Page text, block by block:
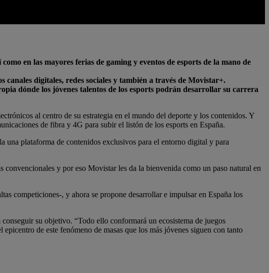
en las mayores ferias de gaming y eventos de esports de la mano de
digitales, redes sociales y también a través de Movistar+.
dónde los jóvenes talentos de los esports podrán desarrollar su carrera
al centro de su estrategia en el mundo del deporte y los contenidos. Y
de fibra y 4G para subir el listón de los esports en España.
una plataforma de contenidos exclusivos para el entorno digital y para
y por eso Movistar les da la bienvenida como un paso natural en
competiciones-, y ahora se propone desarrollar e impulsar en España los
su objetivo. “Todo ello conformará un ecosistema de juegos
de este fenómeno de masas que los más jóvenes siguen con tanto